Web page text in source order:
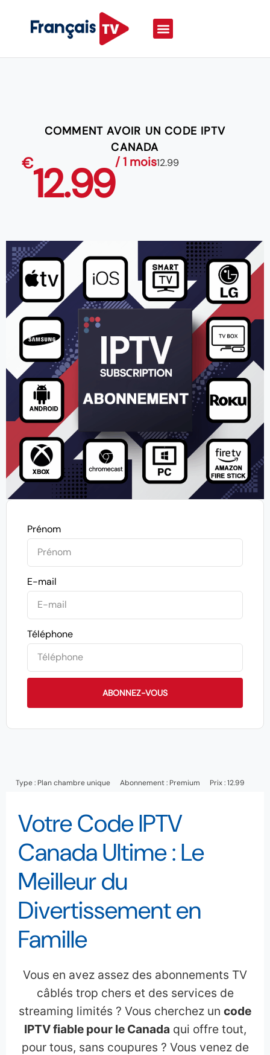
COMMENT AVOIR UN CODE IPTV
CANADA
€12.99/ 1 mois12.99
Prénom
E-mail
Téléphone
ABONNEZ-VOUS
Type : Plan chambre unique Abonnement : Premium Prix : 12.99
Votre Code IPTV
Canada Ultime : Le
Meilleur du
Divertissement en
Famille
Vous en avez assez des abonnements TV
câblés trop chers et des services de
streaming limités ? Vous cherchez un code
IPTV fiable pour le Canada qui offre tout,
pour tous, sans coupures ? Vous venez de